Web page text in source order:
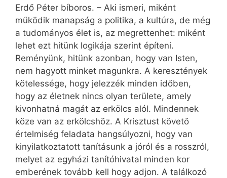
Erdő Péter bíboros. – Aki ismeri, miként
működik manapság a politika, a kultúra, de még
a tudományos élet is, az megrettenhet: miként
lehet ezt hitünk logikája szerint építeni.
Reményünk, hitünk azonban, hogy van Isten,
nem hagyott minket magunkra. A keresztények
kötelessége, hogy jelezzék minden időben,
hogy az életnek nincs olyan területe, amely
kivonhatná magát az erkölcs alól. Mindennek
köze van az erkölcshöz. A Krisztust követő
értelmiség feladata hangsúlyozni, hogy van
kinyilatkoztatott tanításunk a jóról és a rosszról,
melyet az egyházi tanítóhivatal minden kor
emberének tovább kell hogy adjon. A találkozó